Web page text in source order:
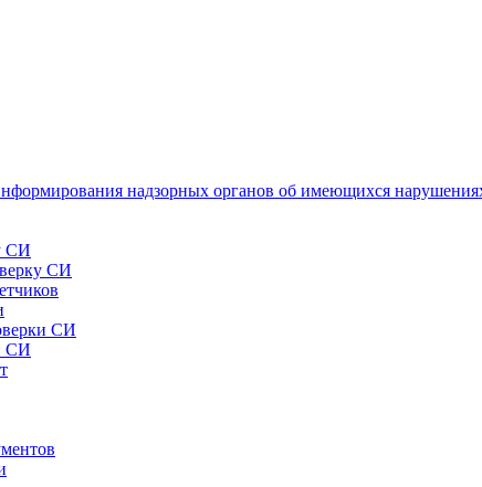
надзорных органов об имеющихся
СИ
СИ
СИ
СИ